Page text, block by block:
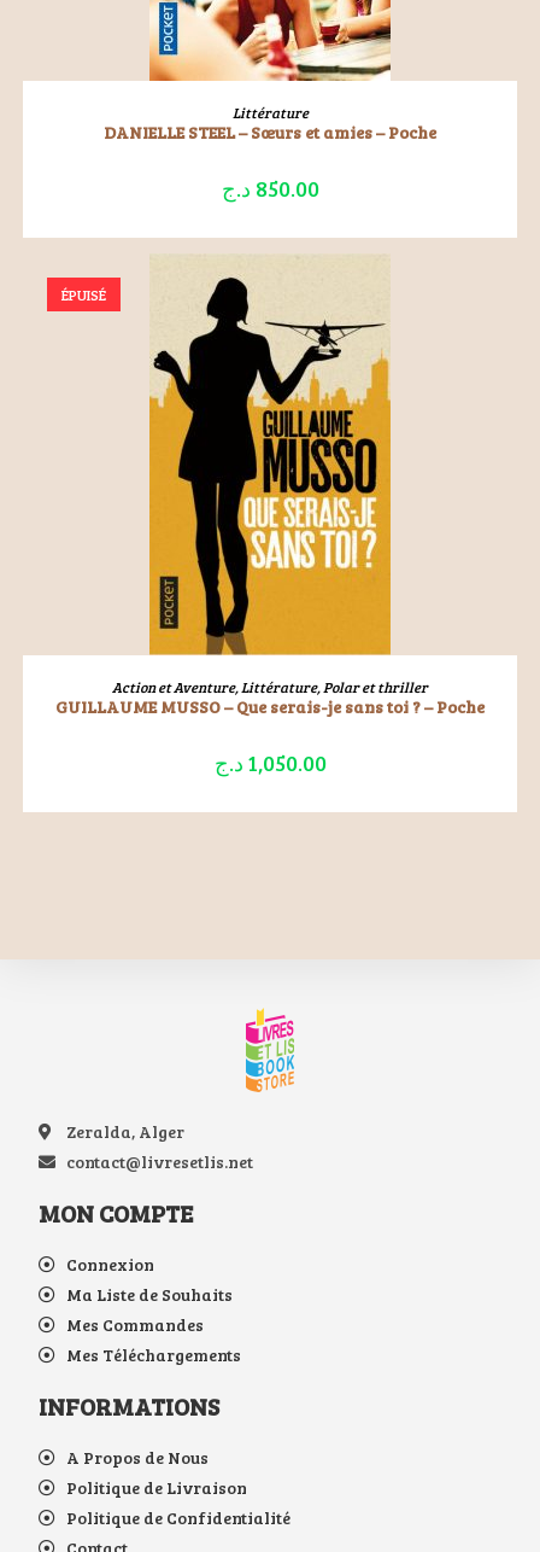
LIRE LA SUITE
Littérature
DANIELLE STEEL – Sœurs et amies – Poche
850.00 د.ج
ÉPUISÉ
LIRE LA SUITE
Action et Aventure,Littérature,Polar et thriller
GUILLAUME MUSSO – Que serais-je sans toi ? – Poche
1,050.00 د.ج
Zeralda, Alger
contact@livresetlis.net
MON COMPTE
Connexion
Ma Liste de Souhaits
Mes Commandes
Mes Téléchargements
INFORMATIONS
A Propos de Nous
Politique de Livraison
Politique de Confidentialité